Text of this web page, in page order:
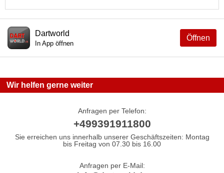
Öffnen
Dartworld
In App öffnen
Wir helfen gerne weiter
Anfragen per Telefon:
+499391911800
Sie erreichen uns innerhalb unserer Geschäftszeiten: Montag
bis Freitag von 07.30 bis 16.00
Anfragen per E-Mail: